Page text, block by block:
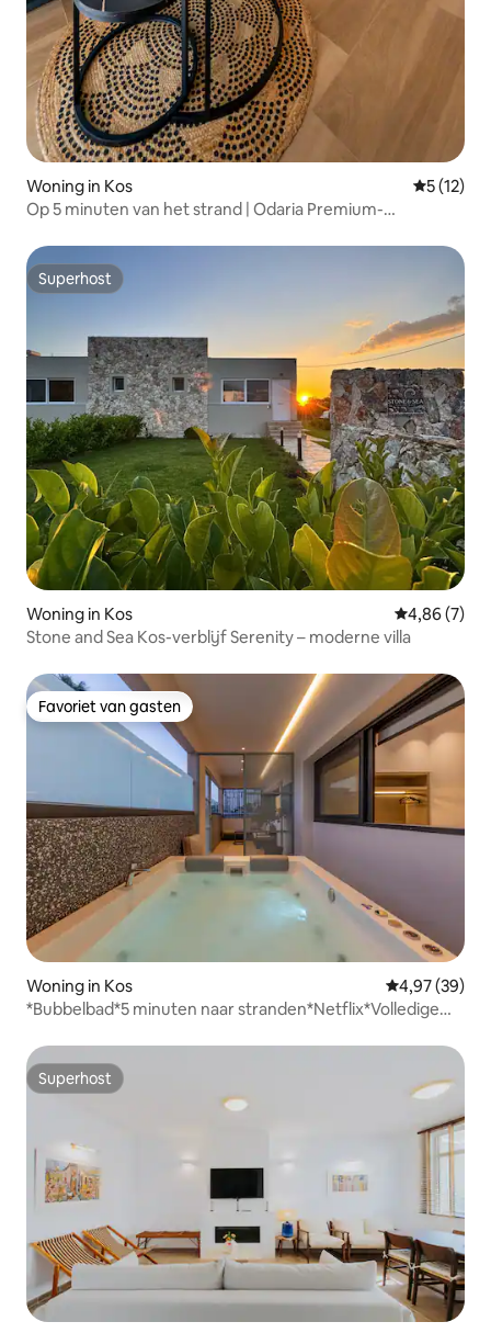
Woning in Kos
5 (12)
Op 5 minuten van het strand | Odaria Premium-
Superhost
Superhost
Woning in Kos Gemiddelde
4,86 (7)
Stone and Sea Kos-verblijf Serenity – moderne villa
Favoriet van gasten
Favoriet van gasten
Woning in Kos Gemiddelde
4,97 (39)
*Bubbelbad*5 minuten naar stranden*Netflix*Volledige
Superhost
Superhost